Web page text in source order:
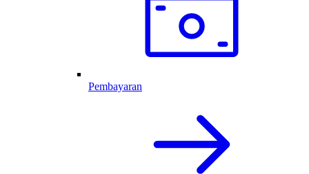
Pembayaran